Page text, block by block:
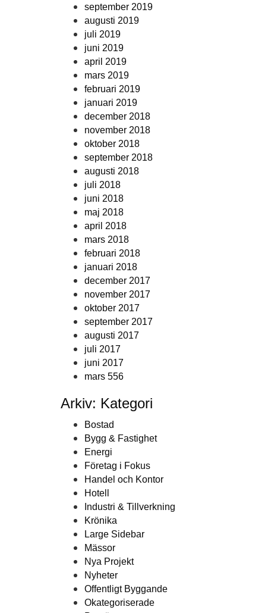
september 2019
augusti 2019
juli 2019
juni 2019
april 2019
mars 2019
februari 2019
januari 2019
december 2018
november 2018
oktober 2018
september 2018
augusti 2018
juli 2018
juni 2018
maj 2018
april 2018
mars 2018
februari 2018
januari 2018
december 2017
november 2017
oktober 2017
september 2017
augusti 2017
juli 2017
juni 2017
mars 556
Arkiv: Kategori
Bostad
Bygg & Fastighet
Energi
Företag i Fokus
Handel och Kontor
Hotell
Industri & Tillverkning
Krönika
Large Sidebar
Mässor
Nya Projekt
Nyheter
Offentligt Byggande
Okategoriserade